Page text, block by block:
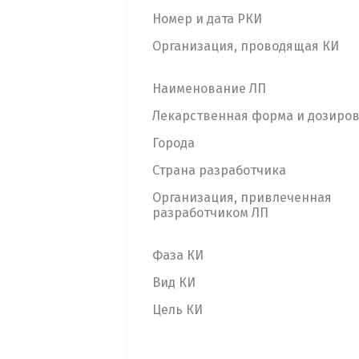
Номер и дата РКИ
Организация, проводящая КИ
Наименование ЛП
Лекарственная форма и
Города
Страна разработчика
Организация, привлеченная
разработчиком ЛП
Фаза КИ
Вид КИ
Цель КИ